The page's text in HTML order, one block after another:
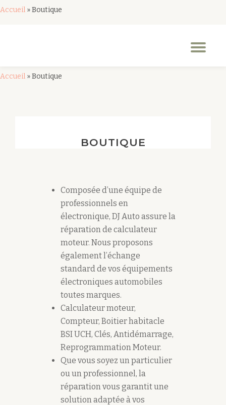
Accueil »Boutique
Accueil »Boutique
BOUTIQUE
Composée d’une équipe de
professionnels en
électronique, DJ Auto assure la
réparation de calculateur
moteur. Nous proposons
également l’échange
standard de vos équipements
électroniques automobiles
toutes marques.
Calculateur moteur,
Compteur, Boitier habitacle
BSI UCH, Clés, Antidémarrage,
Reprogrammation Moteur.
Que vous soyez un particulier
ou un professionnel, la
réparation vous garantit une
solution adaptée à vos